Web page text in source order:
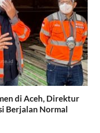
di Aceh, Direktur
Berjalan Normal